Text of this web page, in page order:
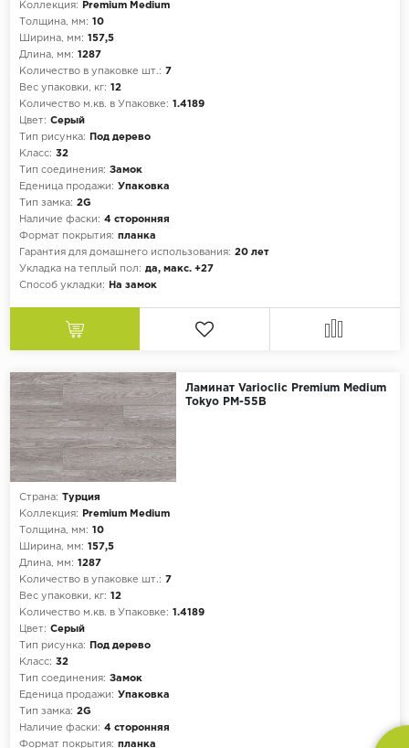
Коллекция:
Premium Medium
Толщина, мм: 10
Ширина, мм: 157,5
Длина, мм: 1287
Количество в упаковке шт.: 7
Вес упаковки, кг: 12
Количество м.кв. в Упаковке: 1.4189
Цвет: Серый
Тип рисунка:
Под дерево
Класс: 32
Тип соединения: Замок
Еденица продажи: Упаковка
Тип замка: 2G
Наличие фаски: 4 сторонняя
Формат покрытия: планка
Гарантия для домашнего использования: 20 лет
Укладка на теплый пол: да, макс. +27
Способ укладки:
На замок
Ламинат Varioclic Premium Medium
Tokyo PM-55B
Страна: Турция
Коллекция:
Premium Medium
Толщина, мм: 10
Ширина, мм: 157,5
Длина, мм: 1287
Количество в упаковке шт.: 7
Вес упаковки, кг: 12
Количество м.кв. в Упаковке: 1.4189
Цвет: Серый
Тип рисунка:
Под дерево
Класс: 32
Тип соединения: Замок
Еденица продажи: Упаковка
Тип замка: 2G
Наличие фаски: 4 сторонняя
Формат покрытия: планка